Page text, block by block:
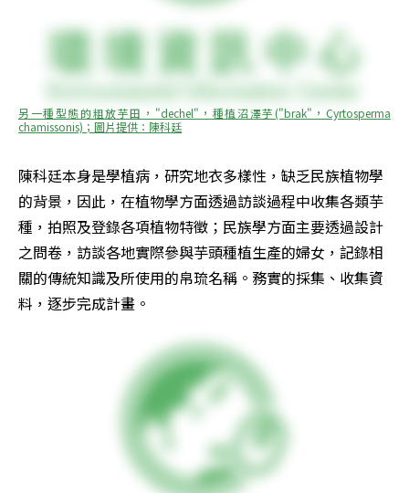
另一種型態的粗放芋田，"dechel"，種植沼澤芋("brak"，Cyrtosperma
chamissonis)；圖片提供：陳科廷
陳科廷本身是學植病，研究地衣多樣性，缺乏民族植物學
的背景，因此，在植物學方面透過訪談過程中收集各類芋
種，拍照及登錄各項植物特徵；民族學方面主要透過設計
之問卷，訪談各地實際參與芋頭種植生產的婦女，記錄相
關的傳統知識及所使用的帛琉名稱。務實的採集、收集資
料，逐步完成計畫。